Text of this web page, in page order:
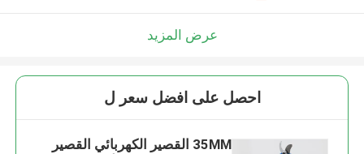
عرض المزيد
احصل على افضل سعر ل
35MM القصير الكهربائي القصير